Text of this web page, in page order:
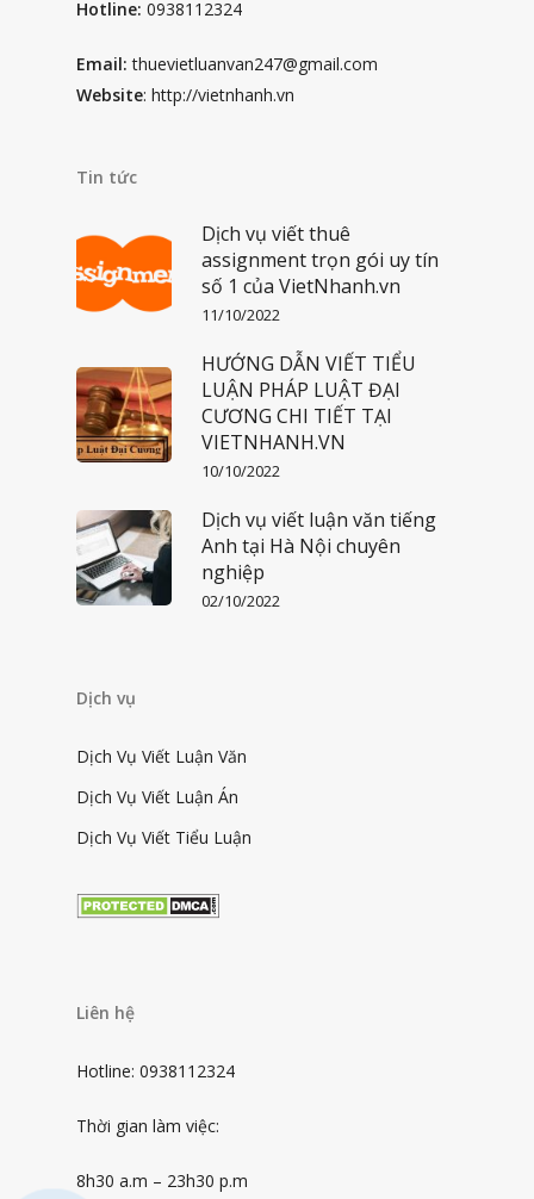
Hotline: 0938112324
Email: thuevietluanvan247@gmail.com
Website: http://vietnhanh.vn
Tin tức
Dịch vụ viết thuê
assignment trọn gói uy tín
số 1 của VietNhanh.vn
11/10/2022
HƯỚNG DẪN VIẾT TIỂU
LUẬN PHÁP LUẬT ĐẠI
CƯƠNG CHI TIẾT TẠI
VIETNHANH.VN
10/10/2022
Dịch vụ viết luận văn tiếng
Anh tại Hà Nội chuyên
nghiệp
02/10/2022
Dịch vụ
Dịch Vụ Viết Luận Văn
Dịch Vụ Viết Luận Án
Dịch Vụ Viết Tiểu Luận
Liên hệ
Hotline: 0938112324
Thời gian làm việc:
8h30 a.m – 23h30 p.m